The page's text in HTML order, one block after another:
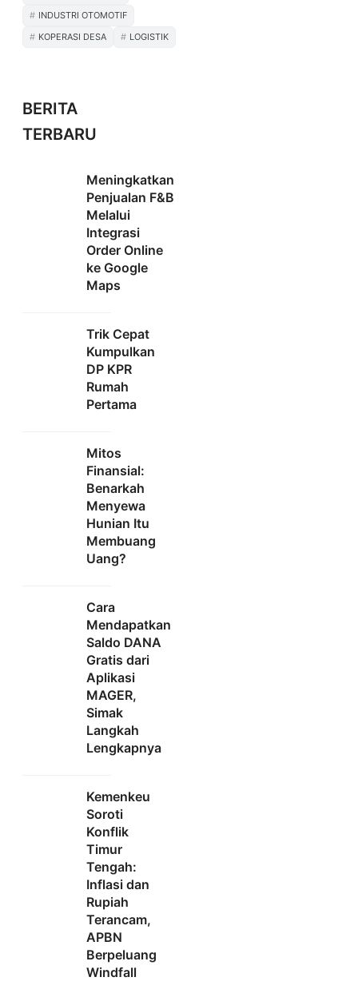
INDUSTRI OTOMOTIF
KOPERASI DESA
LOGISTIK
BERITA
TERBARU
Meningkatkan
Penjualan F&B
Melalui
Integrasi
Order Online
ke Google
Maps
Trik Cepat
Kumpulkan
DP KPR
Rumah
Pertama
Mitos
Finansial:
Benarkah
Menyewa
Hunian Itu
Membuang
Uang?
Cara
Mendapatkan
Saldo DANA
Gratis dari
Aplikasi
MAGER,
Simak
Langkah
Lengkapnya
Kemenkeu
Soroti
Konflik
Timur
Tengah:
Inflasi dan
Rupiah
Terancam,
APBN
Berpeluang
Windfall